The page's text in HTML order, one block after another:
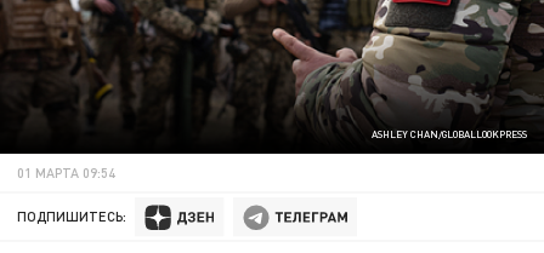
ASHLEY CHAN/GLOBALLOOKPRESS
01 МАРТА 09:54
ПОДПИШИТЕСЬ: